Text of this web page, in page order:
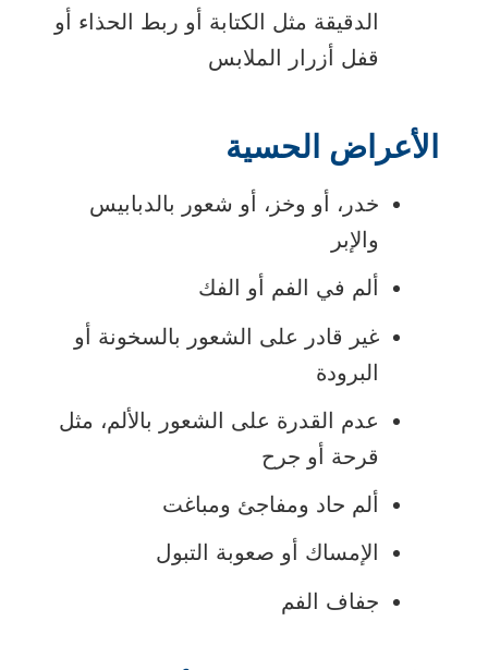
الدقيقة مثل الكتابة أو ربط الحذاء أو
قفل أزرار الملابس
الأعراض الحسية
خدر، أو وخز، أو شعور بالدبابيس
والإبر
ألم في الفم أو الفك
غير قادر على الشعور بالسخونة أو
البرودة
عدم القدرة على الشعور بالألم، مثل
قرحة أو جرح
ألم حاد ومفاجئ ومباغت
الإمساك أو صعوبة التبول
جفاف الفم